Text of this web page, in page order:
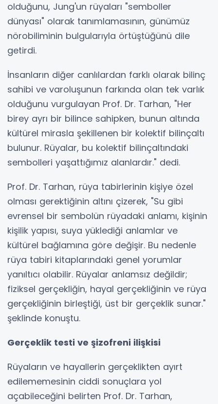
olduğunu, Jung'un rüyaları "semboller
dünyası" olarak tanımlamasının, günümüz
nörobiliminin bulgularıyla örtüştüğünü dile
getirdi.
İnsanların diğer canlılardan farklı olarak bilinç
sahibi ve varoluşunun farkında olan tek varlık
olduğunu vurgulayan Prof. Dr. Tarhan, "Her
birey ayrı bir bilince sahipken, bunun altında
kültürel mirasla şekillenen bir kolektif bilinçaltı
bulunur. Rüyalar, bu kolektif bilinçaltındaki
sembolleri yaşattığımız alanlardır." dedi.
Prof. Dr. Tarhan, rüya tabirlerinin kişiye özel
olması gerektiğinin altını çizerek, "Su gibi
evrensel bir sembolün rüyadaki anlamı, kişinin
kişilik yapısı, suya yüklediği anlamlar ve
kültürel bağlamına göre değişir. Bu nedenle
rüya tabiri kitaplarındaki genel yorumlar
yanıltıcı olabilir. Rüyalar anlamsız değildir;
fiziksel gerçekliğin, hayal gerçekliğinin ve rüya
gerçekliğinin birleştiği, üst bir gerçeklik sunar."
şeklinde konuştu.
Gerçeklik testi ve şizofreni ilişkisi
Rüyaların ve hayallerin gerçeklikten ayırt
edilememesinin ciddi sonuçlara yol
açabileceğini belirten Prof. Dr. Tarhan,